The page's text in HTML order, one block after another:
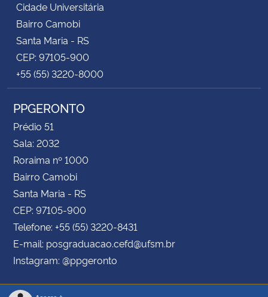
Cidade Universitária
Bairro Camobi
Santa Maria - RS
CEP: 97105-900
+55 (55) 3220-8000
PPGERONTO
Prédio 51
Sala: 2032
Roraima nº 1000
Bairro Camobi
Santa Maria - RS
CEP: 97105-900
Telefone: +55 (55) 3220-8431
E-mail: posgraduacao.cefd@ufsm.br
Instagram: @ppgeronto